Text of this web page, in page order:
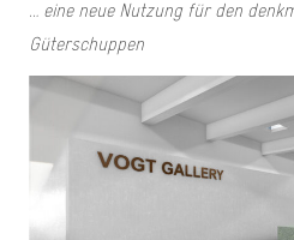
… eine neue Nutzung für den
Güterschuppen